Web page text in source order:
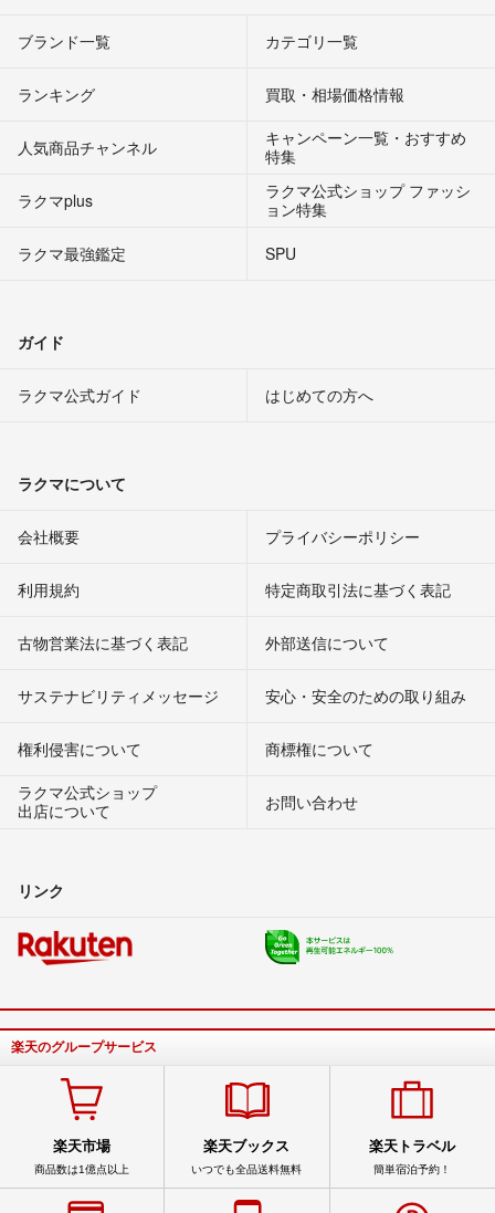
ブランド一覧 カテゴリ一覧
ランキング 買取・相場価格情報
人気商品チャンネル
キャンペーン一覧・おすすめ
特集
ラクマplus
ラクマ公式ショップ ファッシ
ョン特集
ラクマ最強鑑定
SPU
ガイド
ラクマ公式ガイド はじめての方へ
ラクマについて
会社概要 プライバシーポリシー
利用規約 特定商取引法に基づく表記
古物営業法に基づく表記 外部送信について
サステナビリティメッセージ 安心・安全のための取り組み
権利侵害について
商標権について
ラクマ公式ショップ
出店について
お問い合わせ
リンク
楽天のグループサービス
楽天市場
商品数は1億点以上
楽天ブックス
いつでも全品送料無料
楽天トラベル
簡単宿泊予約！